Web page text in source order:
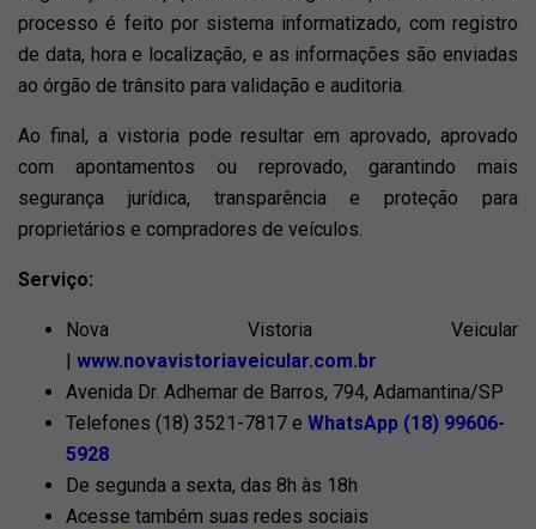
processo é feito por sistema informatizado, com registro
de data, hora e localização, e as informações são enviadas
ao órgão de trânsito para validação e auditoria.
Ao final, a vistoria pode resultar em aprovado, aprovado
com apontamentos ou reprovado, garantindo mais
segurança jurídica, transparência e proteção para
proprietários e compradores de veículos.
Serviço:
Nova Vistoria Veicular
| www.novavistoriaveicular.com.br
Avenida Dr. Adhemar de Barros, 794, Adamantina/SP
Telefones (18) 3521-7817 e WhatsApp (18) 99606-
5928
De segunda a sexta, das 8h às 18h
Acesse também suas redes sociais